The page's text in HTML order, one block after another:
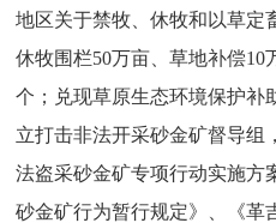
地区关于禁牧、休牧和以草定
休牧围栏50万亩、草地补偿10
个；兑现草原生态环境保护补
立打击非法开采砂金矿督导组
法盗采砂金矿专项行动实施方
砂金矿行为暂行规定》、《革